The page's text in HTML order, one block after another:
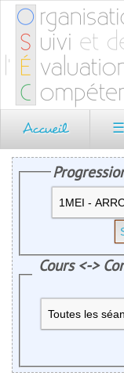
Accueil ☰
Cours <->